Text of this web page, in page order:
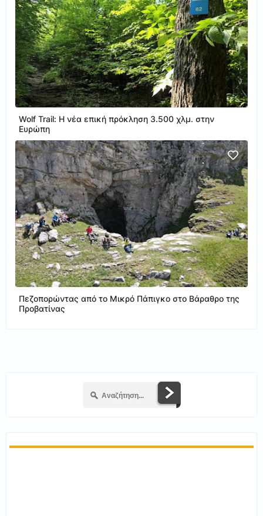
Wolf Trail: Η νέα επική πρόκληση 3.500 χλμ. στην
Ευρώπη
Πεζοπορώντας από το Μικρό Πάπιγκο στο Βάραθρο της
Προβατίνας